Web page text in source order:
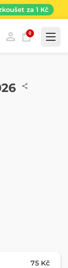
za 1 Kč
0
75 Kč